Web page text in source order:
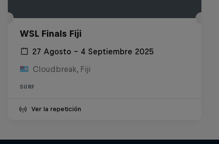
WSL Finals Fiji
27 Agosto – 4 Septiembre 2025
Cloudbreak, Fiji
SURF
Ver la repetición